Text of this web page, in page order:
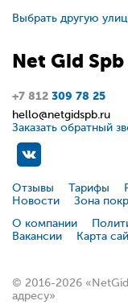
Выбрать другую
Net Gid Spb
+7 812 309 78 25
hello@netgidspb.ru
Заказать обратный
Отзывы Тарифы
Новости
Зона
О компании
Вакансии
Карта
© 2016-2026
адресу»